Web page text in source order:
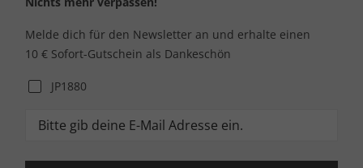
Melde dich für den Newsletter an und erhalte einen
10 € Sofort-Gutschein als Dankeschön
JP1880